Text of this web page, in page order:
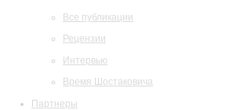
Все публикации
Рецензии
Интервью
Время Шостаковича
Партнеры